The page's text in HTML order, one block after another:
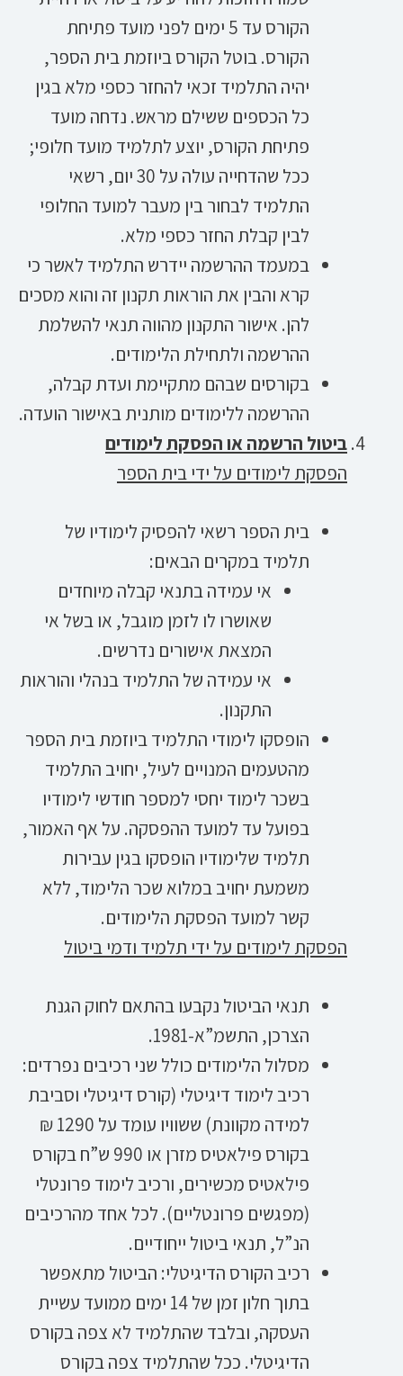
הקורס עד 5 ימים לפני מועד פתיחת
הקורס. בוטל הקורס ביוזמת בית הספר,
יהיה התלמיד זכאי להחזר כספי מלא בגין
כל הכספים ששילם מראש. נדחה מועד
פתיחת הקורס, יוצע לתלמיד מועד חלופי;
ככל שהדחייה עולה על 30 יום, רשאי
התלמיד לבחור בין מעבר למועד החלופי
לבין קבלת החזר כספי מלא.
במעמד ההרשמה יידרש התלמיד לאשר כי
קרא והבין את הוראות תקנון זה והוא מסכים
להן. אישור התקנון מהווה תנאי להשלמת
ההרשמה ולתחילת הלימודים.
בקורסים שבהם מתקיימת ועדת קבלה,
ההרשמה ללימודים מותנית באישור הועדה.
ביטול הרשמה או הפסקת לימודים
הפסקת לימודים על ידי בית הספר
בית הספר רשאי להפסיק לימודיו של
תלמיד במקרים הבאים:
אי עמידה בתנאי קבלה מיוחדים
שאושרו לו לזמן מוגבל, או בשל אי
המצאת אישורים נדרשים.
אי עמידה של התלמיד בנהלי והוראות
התקנון.
הופסקו לימודי התלמיד ביוזמת בית הספר
מהטעמים המנויים לעיל, יחויב התלמיד
בשכר לימוד יחסי למספר חודשי לימודיו
בפועל עד למועד ההפסקה. על אף האמור,
תלמיד שלימודיו הופסקו בגין עבירות
משמעת יחויב במלוא שכר הלימוד, ללא
קשר למועד הפסקת הלימודים.
הפסקת לימודים על ידי תלמיד ודמי ביטול
תנאי הביטול נקבעו בהתאם לחוק הגנת
הצרכן, התשמ”א-1981.
מסלול הלימודים כולל שני רכיבים נפרדים:
רכיב לימוד דיגיטלי (קורס דיגיטלי וסביבת
למידה מקוונת) ששוויו עומד על 1290 ₪
בקורס פילאטיס מזרן או 990 ש”ח בקורס
פילאטיס מכשירים, ורכיב לימוד פרונטלי
(מפגשים פרונטליים). לכל אחד מהרכיבים
הנ”ל, תנאי ביטול ייחודיים.
רכיב הקורס הדיגיטלי: הביטול מתאפשר
בתוך חלון זמן של 14 ימים ממועד עשיית
העסקה, ובלבד שהתלמיד לא צפה בקורס
הדיגיטלי. ככל שהתלמיד צפה בקורס